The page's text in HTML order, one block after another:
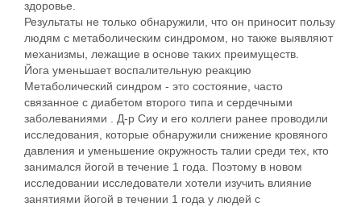
здоровье.
Результаты не только обнаружили, что он приносит пользу
людям с метаболическим синдромом, но также выявляют
механизмы, лежащие в основе таких преимуществ.
Йога уменьшает воспалительную реакцию
Метаболический синдром - это состояние, часто
связанное с диабетом второго типа и сердечными
заболеваниями . Д-р Сиу и его коллеги ранее проводили
исследования, которые обнаружили снижение кровяного
давления и уменьшение окружность талии среди тех, кто
занимался йогой в течение 1 года. Поэтому в новом
исследовании исследователи хотели изучить влияние
занятиями йогой в течении 1 года у людей с